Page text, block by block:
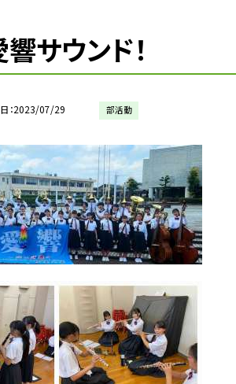
サウンド！
2023/07/29 部活動